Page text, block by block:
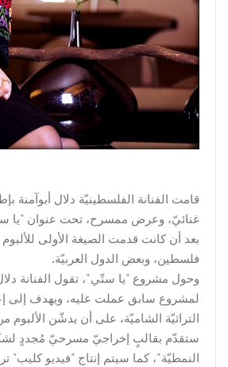
قامت الفنانة الفلسطينيّة دلال أبوآمنة
غنائيّ، وعرض ممسرح، تحت عنوان "يا
بعد أن كانت قدمت الصيغة الأولى
فلسطين، وبعض الدول العربيّة.
وحول مشروع "يا ستّي"، تقول الفنانة
لمشروع سابق عملت عليه، ويهدف إلى
التراثيّة الشاميّة، على أن يدشّن
ستقدّم بقالبٍ إخراجيّ مسرحيّ مُجددٍ
النمطيّة"، كما سيتم إنتاج "فيديو كليب"